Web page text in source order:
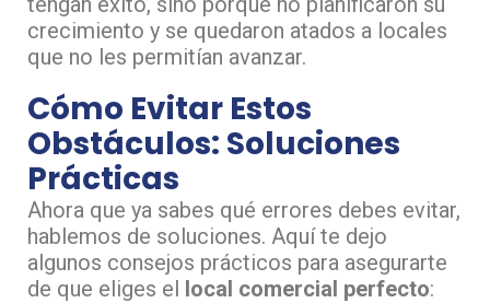
crecimiento y se quedaron atados a locales
que no les permitían avanzar.
Cómo Evitar Estos
Obstáculos: Soluciones
Prácticas
Ahora que ya sabes qué errores debes evitar,
hablemos de soluciones. Aquí te dejo
algunos consejos prácticos para asegurarte
de que eliges el local comercial perfecto: